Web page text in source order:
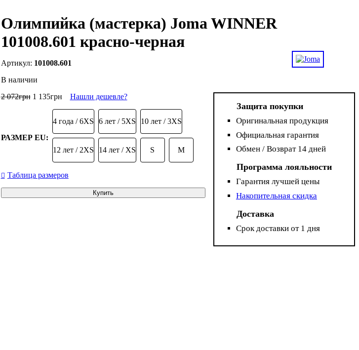
Олимпийка (мастерка) Joma WINNER
101008.601 красно-черная
101008.601
В наличии
2 072грн 1 135грн Нашли дешевле?
РАЗМЕР EU:
4 года / 6XS 6 лет / 5XS 10 лет / 3XS
12 лет / 2XS 14 лет / XS S M
Таблица размеров
Купить
Защита покупки
Оригинальная продукция
Официальная гарантия
Обмен / Возврат 14 дней
Программа лояльности
Гарантия лучшей цены
Накопительная скидка
Доставка
Срок доставки от 1 дня